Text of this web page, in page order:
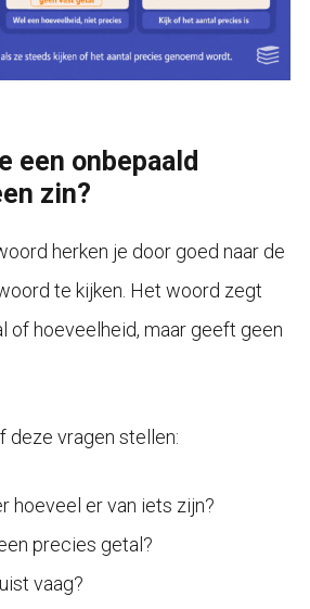
een onbepaald
zin?
herken je door goed naar de
te kijken. Het woord zegt
of hoeveelheid, maar geeft geen
deze vragen stellen:
hoeveel er van iets zijn?
precies getal?
vaag?